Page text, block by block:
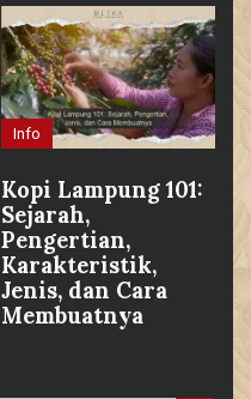
Info
Kopi Lampung 101:
Sejarah,
Pengertian,
Karakteristik,
Jenis, dan Cara
Membuatnya